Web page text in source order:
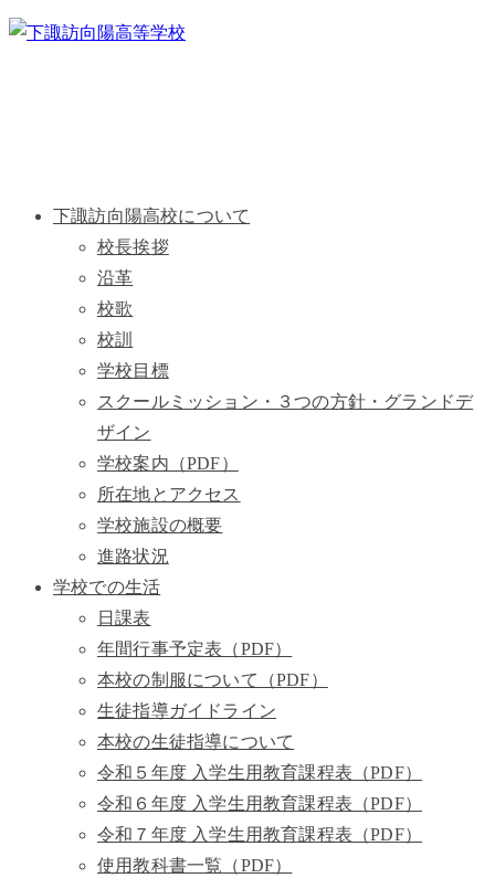
下諏訪向陽高校について
校長挨拶
沿革
校歌
校訓
学校目標
スクールミッション・３つの方針・グランドデ
ザイン
学校案内（PDF）
所在地とアクセス
学校施設の概要
進路状況
学校での生活
日課表
年間行事予定表（PDF）
本校の制服について（PDF）
生徒指導ガイドライン
本校の生徒指導について
令和５年度 入学生用教育課程表（PDF）
令和６年度 入学生用教育課程表（PDF）
令和７年度 入学生用教育課程表（PDF）
使用教科書一覧（PDF）